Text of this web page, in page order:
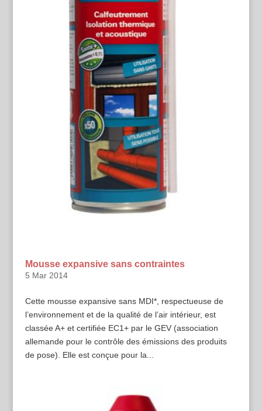
Mousse expansive sans contraintes
5 Mar 2014
Cette mousse expansive sans MDI*, respectueuse de
l’environnement et de la qualité de l’air intérieur, est
classée A+ et certifiée EC1+ par le GEV (association
allemande pour le contrôle des émissions des produits
de pose). Elle est conçue pour la...